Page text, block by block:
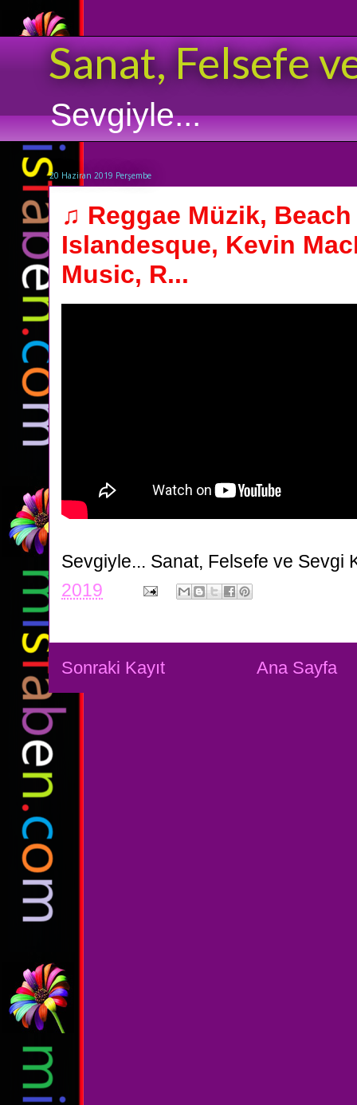
Sanat, Felsefe
Sevgiyle...
20 Haziran 2019 Perşembe
♫ Reggae Müzik,
Islandesque, Kevin
Music, R...
Sevgiyle... Sanat, Felsefe ve Sevgi
2019
Sonraki Kayıt Ana Sayfa